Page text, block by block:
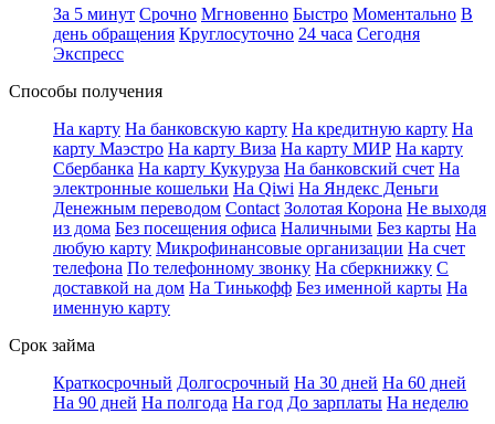
За 5 минут Срочно Мгновенно Быстро Моментально В
день обращения Круглосуточно 24 часа Сегодня
Экспресс
Способы получения
На карту На банковскую карту На кредитную карту На
карту Маэстро На карту Виза На карту МИР На карту
Сбербанка На карту Кукуруза На банковский счет На
электронные кошельки На Qiwi На Яндекс Деньги
Денежным переводом Contact Золотая Корона Не выходя
из дома Без посещения офиса Наличными Без карты На
любую карту Микрофинансовые организации На счет
телефона По телефонному звонку На сберкнижку С
доставкой на дом На Тинькофф Без именной карты На
именную карту
Срок займа
Краткосрочный Долгосрочный На 30 дней На 60 дней
На 90 дней На полгода На год До зарплаты На неделю